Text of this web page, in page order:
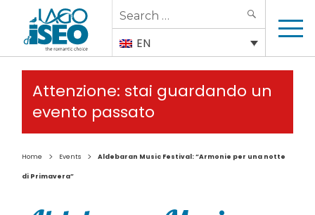
Search
for:
EN
Attenzione: stai guardando un
evento passato
Home > Events > Aldebaran Music Festival: “Armonie per una notte
di Primavera”